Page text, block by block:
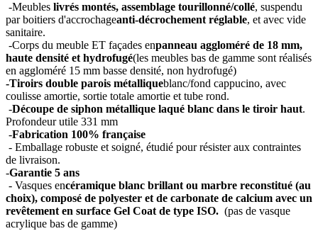
-Meubles livrés montés, assemblage tourillonné/collé, suspendu
par boitiers d'accrochageanti-décrochement réglable, et avec vide
sanitaire.
-Corps du meuble ET façades enpanneau aggloméré de 18 mm,
haute densité et hydrofugé(les meubles bas de gamme sont réalisés
en aggloméré 15 mm basse densité, non hydrofugé)
-Tiroirs double parois métalliqueblanc/fond cappucino, avec
coulisse amortie, sortie totale amortie et tube rond.
-Découpe de siphon métallique laqué blanc dans le tiroir haut.
Profondeur utile 331 mm
-Fabrication 100% française
- Emballage robuste et soigné, étudié pour résister aux contraintes
de livraison.
-Garantie 5 ans
- Vasques encéramique blanc brillant ou marbre reconstitué (au
choix), composé de polyester et de carbonate de calcium avec un
revêtement en surface Gel Coat de type ISO. (pas de vasque
acrylique bas de gamme)